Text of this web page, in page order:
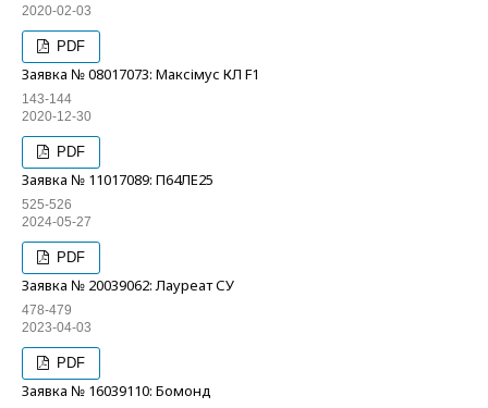
2020-02-03
PDF
Заявка № 08017073: Максімус КЛ F1
143-144
2020-12-30
PDF
Заявка № 11017089: П64ЛЕ25
525-526
2024-05-27
PDF
Заявка № 20039062: Лауреат СУ
478-479
2023-04-03
PDF
Заявка № 16039110: Бомонд